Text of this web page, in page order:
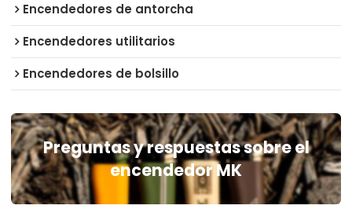
Encendedores de antorcha
Encendedores utilitarios
Encendedores de bolsillo
Preguntas y respuestas sobre el
encendedor MK